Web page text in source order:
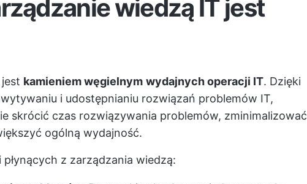
wiedzą IT jest
kamieniem węgielnym wydajnych operacji IT. Dzięki
i udostępnianiu rozwiązań problemów IT,
skrócić czas rozwiązywania problemów, zminimalizować
ogólną wydajność.
z zarządzania wiedzą: